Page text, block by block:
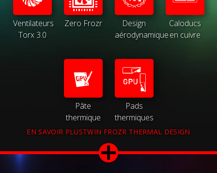
Ventilateurs
Torx 3.0
Zero Frozr
Design
aérodynamique
Caloducs
en cuivre
Pâte
thermique
Pads
thermiques
EN SAVOIR PLUSTWIN FROZR THERMAL DESIGN